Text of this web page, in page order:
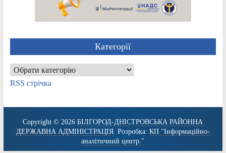
Категорії
Категорії
RSS стрічка
Copyright © 2026БІЛГОРОД-ДНІСТРОВСЬКА РАЙОННА
ДЕРЖАВНА АДМІНІСТРАЦІЯ. Розробка: КП "Інформаційно-
аналітичний центр."